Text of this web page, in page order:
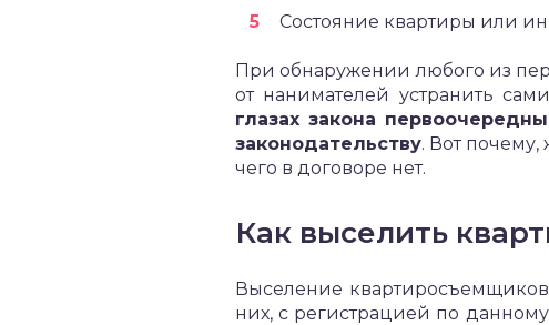
Состояние квартиры или
При обнаружении любого из
от нанимателей устранить
глазах закона
законодательству. Вот почему,
чего в договоре нет.
Как выселить
Выселение
них, с регистрацией по